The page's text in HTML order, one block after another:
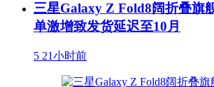
三星Galaxy Z Fold8阔折叠旗
单激增致发货延迟至10月
5 21小时前